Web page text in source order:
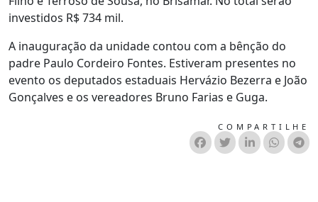
investidos R$ 734 mil.
A inauguração da unidade contou com a bênção do
padre Paulo Cordeiro Fontes. Estiveram presentes no
evento os deputados estaduais Hervázio Bezerra e João
Gonçalves e os vereadores Bruno Farias e Guga.
COMPARTILHE